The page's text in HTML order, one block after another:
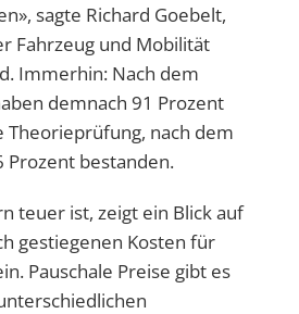
sagte Richard Goebelt,
Fahrzeug und Mobilität
Immerhin: Nach dem
demnach 91 Prozent
Theorieprüfung, nach dem
Prozent bestanden.
teuer ist, zeigt ein Blick auf
gestiegenen Kosten für
Pauschale Preise gibt es